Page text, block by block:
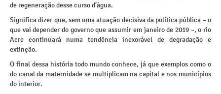
de regeneração desse curso d’água.
Significa dizer que, sem uma atuação decisiva da política pública – o
que vai depender do governo que assumir em janeiro de 2019 –, o rio
Acre continuará numa tendência inexorável de degradação e
extinção.
O final dessa história todo mundo conhece, já que exemplos como o
do canal da maternidade se multiplicam na capital e nos municípios
do interior.